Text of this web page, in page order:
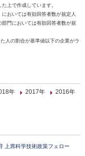
上で作成しています。
おいては有効回答者数が規定人
門においては有効回答者数が規
人の割合が基準値以下の企業がラ
年 2017年
2016年
上席科学技術政策フェロー